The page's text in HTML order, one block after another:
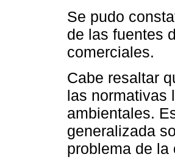
Se pudo
de las fuentes
comerciales.
Cabe resaltar
las normativas
ambientales.
generalizada
problema de